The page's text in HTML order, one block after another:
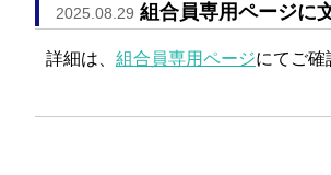
2025.08.29 組合員専用ページに
詳細は、 組合員専用ページにてご確